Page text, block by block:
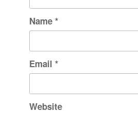
Name *
Email *
Website